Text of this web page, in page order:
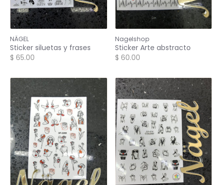
NÄGEL
Sticker siluetas y frases
$ 65.00
Nagelshop
Sticker Arte abstracto
$ 60.00